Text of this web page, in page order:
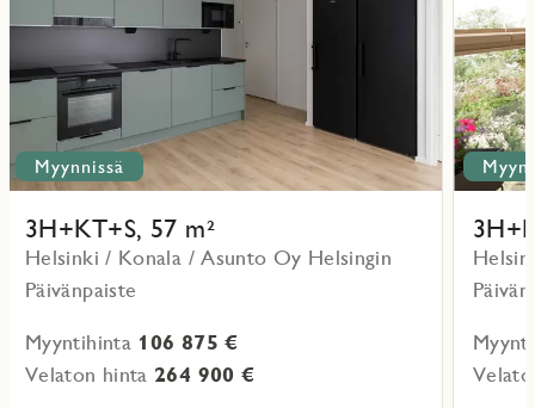
Myynnissä
3H+KT+S, 57 m²
Helsinki / Konala / Asunto Oy Helsingin
Päivänpaiste
Myyntihinta 106 875 €
Velaton hinta 264 900 €